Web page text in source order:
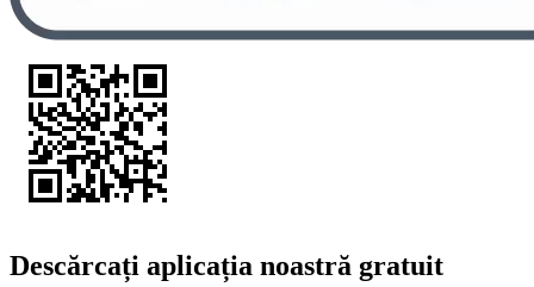
Descărcați aplicația noastră gratuit